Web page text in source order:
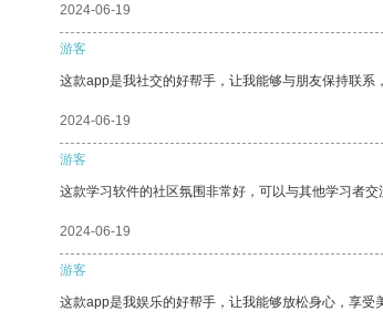
2024-06-19
游客
这款app是我社交的好帮手，让我能够与朋友保持联系
2024-06-19
游客
这款学习软件的社区氛围非常好，可以与其他学习者交
2024-06-19
游客
这款app是我娱乐的好帮手，让我能够放松身心，享受